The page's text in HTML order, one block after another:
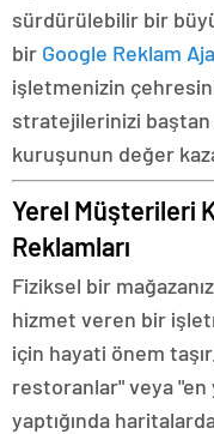
sürdürülebilir bir
bir Google Reklam
işletmenizin
stratejilerinizi
kuruşunun değer
Yerel Müşterileri
Reklamları
Fiziksel bir
hizmet veren bir
için hayati önem
restoranlar" veya "en
yaptığında